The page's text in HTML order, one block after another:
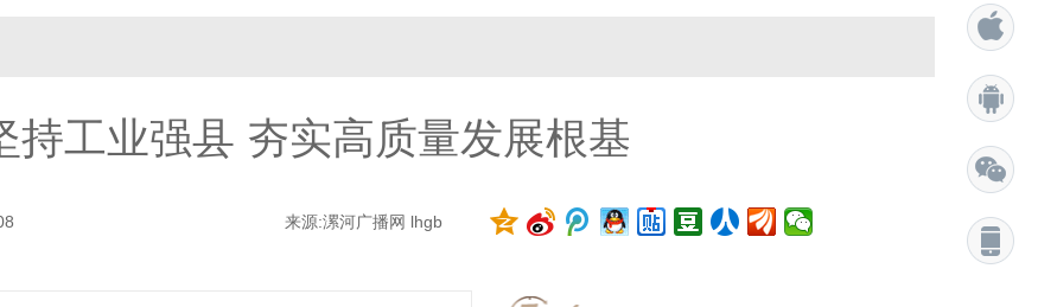
持工业强县 夯实高质量发展根基
来源:漯河广播网 lhgb